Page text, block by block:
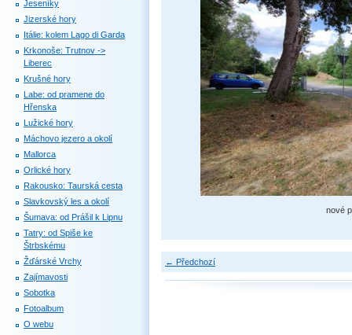
nové
← Předchozí
Jeseníky
Jizerské hory
Itálie: kolem Lago di Garda
Krkonoše: Trutnov ->
Liberec
Krušné hory
Labe: od pramene do
Hřenska
Lužické hory
Máchovo jezero a okolí
Mallorca
Orlické hory
Rakousko: Taurská cesta
Slavkovský les a okolí
Šumava: od Prášil k Lipnu
Tatry: od Spiše ke
Štrbskému
Žďárské Vrchy
Zajímavosti
Sobotka
Fotoalbum
O webu